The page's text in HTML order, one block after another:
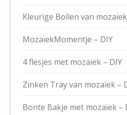
Kleurige Bollen van
MozaïekMomentje – DIY
4 flesjes met mozaïek – DIY
Zinken Tray van mozaïek –
Bonte Bakje met mozaïek –